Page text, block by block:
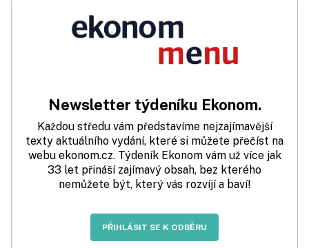
Newsletter týdeníku Ekonom.
Každou středu vám představíme nejzajímavější
texty aktuálního vydání, které si můžete přečíst na
webu ekonom.cz. Týdeník Ekonom vám už více jak
33 let přináší zajímavý obsah, bez kterého
nemůžete být, který vás rozvíjí a baví!
PŘIHLÁSIT SE K ODBĚRU